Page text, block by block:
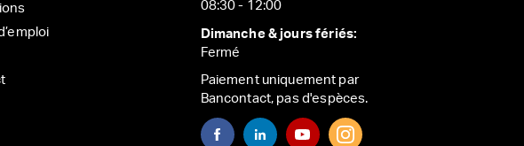
08:30 - 12:00
Dimanche & jours fériés:
Fermé
Paiement uniquement par
Bancontact, pas d'espèces.